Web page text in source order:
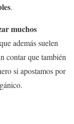
.
muchos
además suelen
contar que también
si apostamos por